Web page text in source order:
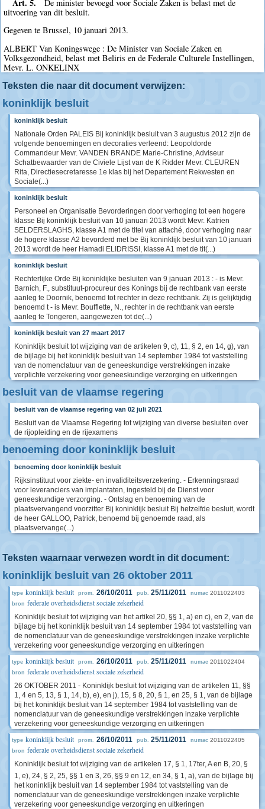
Art. 5.
De minister bevoegd voor Sociale Zaken is belast met de
uitvoering van dit besluit.
Gegeven te Brussel, 10 januari 2013.
ALBERT Van Koningswege : De Minister van Sociale Zaken en
Volksgezondheid, belast met Beliris en de Federale Culturele Instellingen,
Mevr. L. ONKELINX
Teksten die naar dit document verwijzen:
koninklijk besluit
koninklijk besluit
Nationale Orden PALEIS Bij koninklijk besluit van 3 augustus 2012 zijn de
volgende benoemingen en decoraties verleend: Leopoldorde
Commandeur Mevr. VANDEN BRANDE Marie-Christine, Adviseur
Schatbewaarder van de Civiele Lijst van de K Ridder Mevr. CLEUREN
Rita, Directiesecretaresse 1e klas bij het Departement Rekwesten en
Sociale(...)
koninklijk besluit
Personeel en Organisatie Bevorderingen door verhoging tot een hogere
klasse Bij koninklijk besluit van 10 januari 2013 wordt Mevr. Katrien
SELDERSLAGHS, klasse A1 met de titel van attaché, door verhoging naar
de hogere klasse A2 bevorderd met be Bij koninklijk besluit van 10 januari
2013 wordt de heer Hamadi ELIDRISSI, klasse A1 met de tit(...)
koninklijk besluit
Rechterlijke Orde Bij koninklijke besluiten van 9 januari 2013 : - is Mevr.
Barnich, F., substituut-procureur des Konings bij de rechtbank van eerste
aanleg te Doornik, benoemd tot rechter in deze rechtbank. Zij is gelijktijdig
benoemd t - is Mevr. Boufflette, N., rechter in de rechtbank van eerste
aanleg te Tongeren, aangewezen tot de(...)
koninklijk besluit van 27 maart 2017
Koninklijk besluit tot wijziging van de artikelen 9, c), 11, § 2, en 14, g), van
de bijlage bij het koninklijk besluit van 14 september 1984 tot vaststelling
van de nomenclatuur van de geneeskundige verstrekkingen inzake
verplichte verzekering voor geneeskundige verzorging en uitkeringen
besluit van de vlaamse regering
besluit van de vlaamse regering van 02 juli 2021
Besluit van de Vlaamse Regering tot wijziging van diverse besluiten over
de rijopleiding en de rijexamens
benoeming door koninklijk besluit
benoeming door koninklijk besluit
Rijksinstituut voor ziekte- en invaliditeitsverzekering. - Erkenningsraad
voor leveranciers van implantaten, ingesteld bij de Dienst voor
geneeskundige verzorging. - Ontslag en benoeming van de
plaatsvervangend voorzitter Bij koninklijk besluit Bij hetzelfde besluit, wordt
de heer GALLOO, Patrick, benoemd bij genoemde raad, als
plaatsvervange(...)
Teksten waarnaar verwezen wordt in dit document:
koninklijk besluit van 26 oktober 2011
type koninklijk besluit prom. 26/10/2011 pub. 25/11/2011 numac 2011022403
bron federale overheidsdienst sociale zekerheid
Koninklijk besluit tot wijziging van het artikel 20, §§ 1, a) en c), en 2, van de
bijlage bij het koninklijk besluit van 14 september 1984 tot vaststelling van
de nomenclatuur van de geneeskundige verstrekkingen inzake verplichte
verzekering voor geneeskundige verzorging en uitkeringen
type koninklijk besluit prom. 26/10/2011 pub. 25/11/2011 numac 2011022404
bron federale overheidsdienst sociale zekerheid
26 OKTOBER 2011 - Koninklijk besluit tot wijziging van de artikelen 11, §§
1, 4 en 5, 13, § 1, 14, b), e), en j), 15, § 8, 20, § 1, en 25, § 1, van de bijlage
bij het koninklijk besluit van 14 september 1984 tot vaststelling van de
nomenclatuur van de geneeskundige verstrekkingen inzake verplichte
verzekering voor geneeskundige verzorging en uitkeringen
type koninklijk besluit prom. 26/10/2011 pub. 25/11/2011 numac 2011022405
bron federale overheidsdienst sociale zekerheid
Koninklijk besluit tot wijziging van de artikelen 17, § 1, 17ter, A en B, 20, §
1, e), 24, § 2, 25, §§ 1 en 3, 26, §§ 9 en 12, en 34, § 1, a), van de bijlage bij
het koninklijk besluit van 14 september 1984 tot vaststelling van de
nomenclatuur van de geneeskundige verstrekkingen inzake verplichte
verzekering voor geneeskundige verzorging en uitkeringen